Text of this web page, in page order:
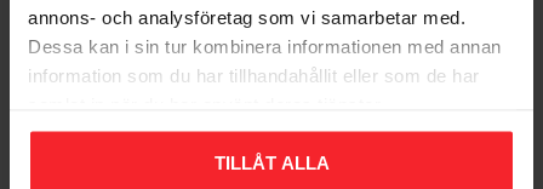
annons- och analysföretag som vi samarbetar med.
Dessa kan i sin tur kombinera informationen med annan
information som du har tillhandahållit eller som de har
TILLÅT ALLA
Omdömen